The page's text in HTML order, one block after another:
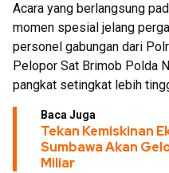
Acara yang berlangsung
momen spesial jelang
personel gabungan dari
Pelopor Sat Brimob Polda
pangkat setingkat lebih
Baca Juga
Tekan Kemiskinan
Sumbawa Akan
Miliar